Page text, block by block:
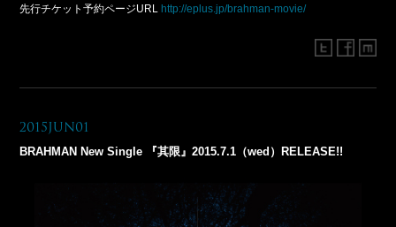
先行チケット予約ページURL http://eplus.jp/brahman-movie/
2015Jun01
BRAHMAN New Single 『其限』2015.7.1（wed）RELEASE!!